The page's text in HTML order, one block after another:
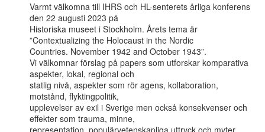
Varmt välkomna till IHRS och HL-senterets årliga konferens
den 22 augusti 2023 på
Historiska museet i Stockholm. Årets tema är
”Contextualizing the Holocaust in the Nordic
Countries. November 1942 and October 1943”.
Vi välkomnar förslag på papers som utforskar komparativa
aspekter, lokal, regional och
statlig nivå, aspekter som rör agens, kollaboration,
motstånd, flyktingpolitik,
upplevelser av exil i Sverige men också konsekvenser och
effekter som trauma, minne,
representation, populärvetenskapliga uttryck och myter.